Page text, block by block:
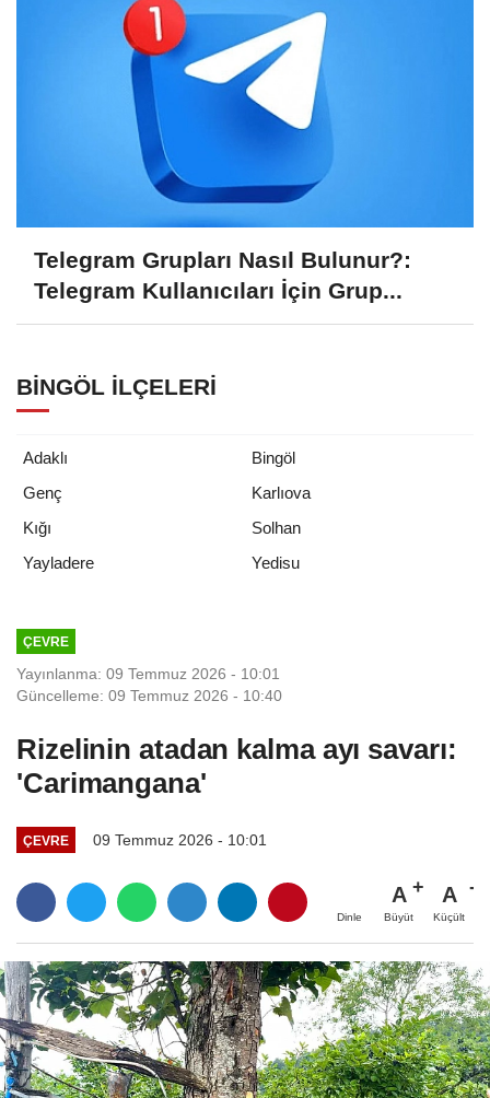
Telegram Grupları Nasıl Bulunur?:
Telegram Kullanıcıları İçin Grup...
BINGÖL İLÇELERI
Adaklı
Bingöl
Genç
Karlıova
Kığı
Solhan
Yayladere
Yedisu
ÇEVRE
Yayınlanma: 09 Temmuz 2026 - 10:01
Güncelleme: 09 Temmuz 2026 - 10:40
Rizelinin atadan kalma ayı savarı:
'Carimangana'
ÇEVRE 09 Temmuz 2026 - 10:01
Dinle
A
Büyüt
A
Küçült